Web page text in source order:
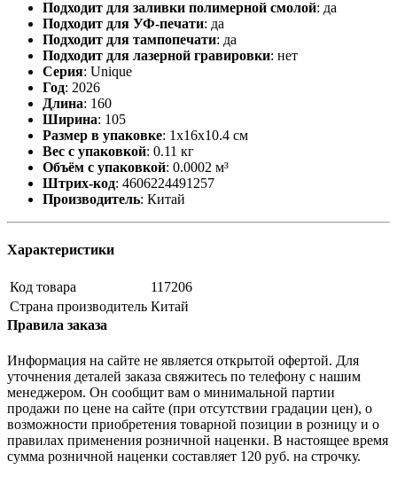
Подходит для заливки полимерной смолой: да
Подходит для УФ-печати: да
Подходит для тампопечати: да
Подходит для лазерной гравировки: нет
Серия: Unique
Год: 2026
Длина: 160
Ширина: 105
Размер в упаковке: 1x16x10.4 см
Вес с упаковкой: 0.11 кг
Объём с упаковкой: 0.0002 м³
Штрих-код: 4606224491257
Производитель: Китай
Характеристики
Код товара
117206
Страна производитель Китай
Правила заказа
Информация на сайте не является открытой офертой. Для
уточнения деталей заказа свяжитесь по телефону с нашим
менеджером. Он сообщит вам о минимальной партии
продажи по цене на сайте (при отсутствии градации цен), о
возможности приобретения товарной позиции в розницу и о
правилах применения розничной наценки. В настоящее время
сумма розничной наценки составляет 120 руб. на строчку.